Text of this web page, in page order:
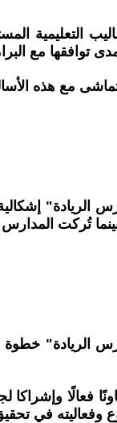
توافقها مع
مع هذه
تُركت
الريادة" خطوة
فعالًا وإشراكا
في